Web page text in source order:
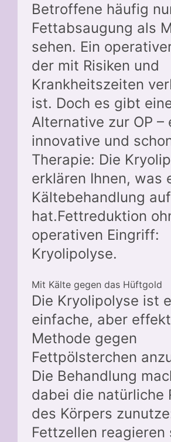
Betroffene häufig
Fettabsaugung als
sehen. Ein
der mit Risiken und
Krankheitszeiten
ist. Doch es gibt
Alternative zur OP –
innovative und
Therapie: Die
erklären Ihnen, was
Kältebehandlung
hat.Fettreduktion
operativen Eingriff:
Kryolipolyse.
Mit Kälte gegen das Hüftgold
Die Kryolipolyse ist
einfache, aber
Methode gegen
Fettpölsterchen
Die Behandlung
dabei die natürliche
des Körpers
Fettzellen reagieren